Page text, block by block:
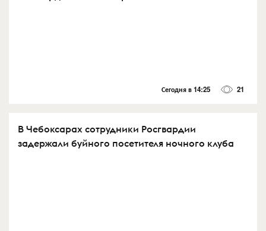
Сегодня в 14:25 21
В Чебоксарах сотрудники Росгвардии
задержали буйного посетителя ночного клуба